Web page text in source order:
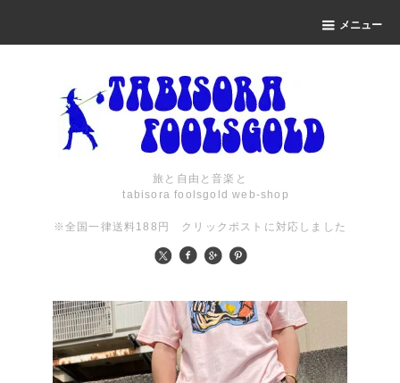
メニュー
旅と自由と音楽と
tabisora foolsgold web-shop
※全国一律送料188円 クリックポストに対応しました